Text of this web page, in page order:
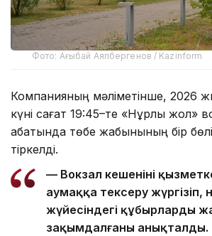
Фото: Ағыбай Аяпбергенов / Kazinform
Компанияның мәліметінше, 2026
күні сағат 19:45–те «Нұрлы жол»
қабатында төбе жабынының бір
тіркелді.
— Вокзал кешенінің
аумаққа тексеру жүргізіп,
жүйесіндегі құбырлардың
зақымдалғаны анықталды.